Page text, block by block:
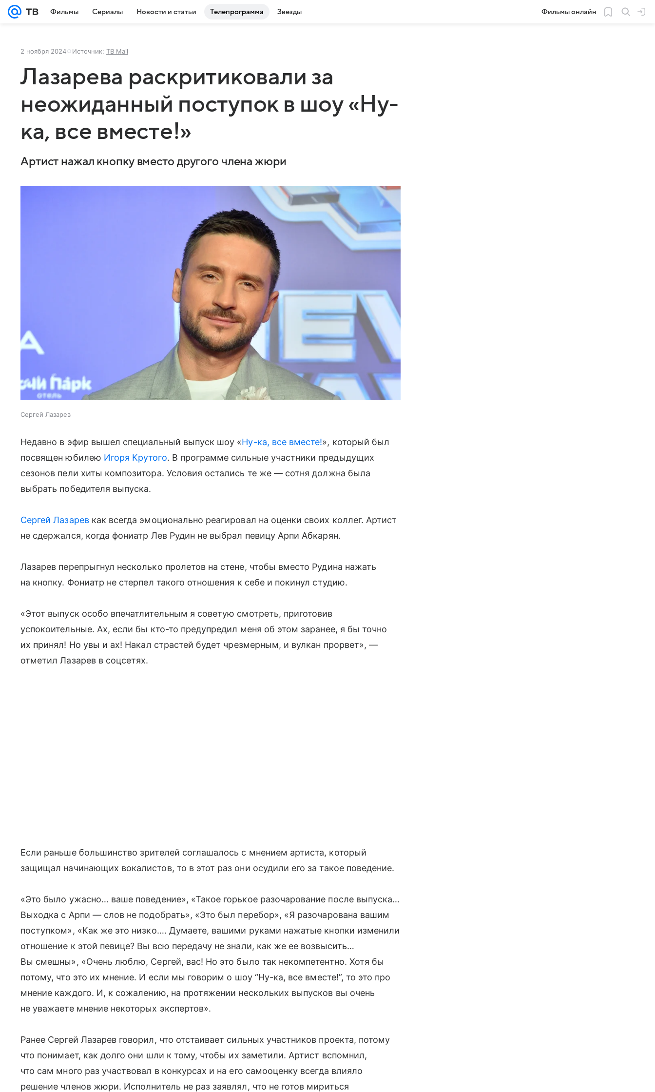
Фильмы Сериалы Новости и статьи Телепрограмма Звезды Фильмы онлайн
2 ноября 2024 Источник: ТВ Mail
Лазарева раскритиковали за
неожиданный поступок в шоу «Ну-
ка, все вместе!»
Артист нажал кнопку вместо другого члена жюри
Сергей Лазарев
Недавно в эфир вышел специальный выпуск шоу «Ну-ка, все вместе!», который был
посвящен юбилею Игоря Крутого. В программе сильные участники предыдущих
сезонов пели хиты композитора. Условия остались те же — сотня должна была
выбрать победителя выпуска.
Сергей Лазаревкак всегда эмоционально реагировал на оценки своих коллег. Артист
не сдержался, когда фониатр Лев Рудин не выбрал певицу Арпи Абкарян.
Лазарев перепрыгнул несколько пролетов на стене, чтобы вместо Рудина нажать
на кнопку. Фониатр не стерпел такого отношения к себе и покинул студию.
«Этот выпуск особо впечатлительным я советую смотреть, приготовив
успокоительные. Ах, если бы кто-то предупредил меня об этом заранее, я бы точно
их принял! Но увы и ах! Накал страстей будет чрезмерным, и вулкан прорвет», —
отметил Лазарев в соцсетях.
Если раньше большинство зрителей соглашалось с мнением артиста, который
защищал начинающих вокалистов, то в этот раз они осудили его за такое поведение.
«Это было ужасно… ваше поведение», «Такое горькое разочарование после выпуска…
Выходка с Арпи — слов не подобрать», «Это был перебор», «Я разочарована вашим
поступком», «Как же это низко…. Думаете, вашими руками нажатые кнопки изменили
отношение к этой певице? Вы всю передачу не знали, как же ее возвысить…
Вы смешны», «Очень люблю, Сергей, вас! Но это было так некомпетентно. Хотя бы
потому, что это их мнение. И если мы говорим о шоу “Ну-ка, все вместе!”, то это про
мнение каждого. И, к сожалению, на протяжении нескольких выпусков вы очень
не уважаете мнение некоторых экспертов».
Ранее Сергей Лазарев говорил, что отстаивает сильных участников проекта, потому
что понимает, как долго они шли к тому, чтобы их заметили. Артист вспомнил,
что сам много раз участвовал в конкурсах и на его самооценку всегда влияло
решение членов жюри. Исполнитель не раз заявлял, что не готов мириться